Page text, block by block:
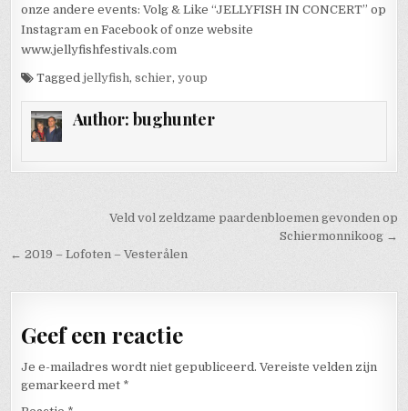
onze andere events: Volg & Like “JELLYFISH IN CONCERT” op
Instagram en Facebook of onze website
www.jellyfishfestivals.com
Taggedjellyfish,schier,youp
Author: bughunter
Bericht navigatie
Veld vol zeldzame paardenbloemen gevonden op
Schiermonnikoog →
← 2019 – Lofoten – Vesterålen
Geef een reactie
Je e-mailadres wordt niet gepubliceerd. Vereiste velden zijn
gemarkeerd met *